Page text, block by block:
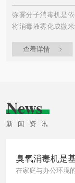
病，如猪繁殖与呼
在扁桃体部位定殖
弥雾分子消毒机是
将消毒液雾化成微
所、农业大棚等场
害残留，对环境影响
查看详情
News
新闻资讯
臭氧消毒机是